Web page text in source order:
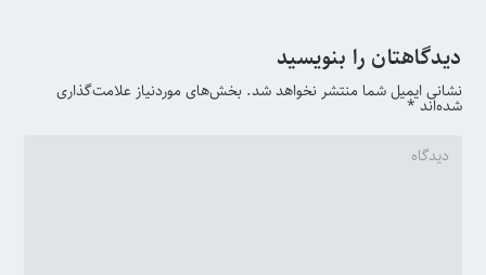
دیدگاهتان را بنویسید
نشانی ایمیل شما منتشر نخواهد شد. بخش‌های موردنیاز علامت‌گذاری
شده‌اند*